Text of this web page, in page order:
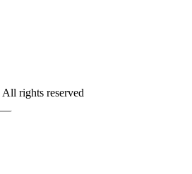
All rights reserved